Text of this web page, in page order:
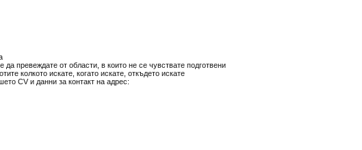
превеждате от области, в които не се чувствате подготвени
колкото искате, когато искате, откъдето искате
CV и данни за контакт на адрес: